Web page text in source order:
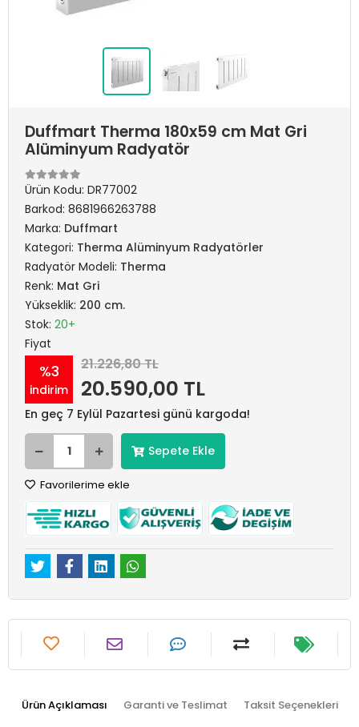
Duffmart Therma 180x59 cm Mat Gri
Alüminyum Radyatör
Ürün Kodu: DR77002
Barkod: 8681966263788
Marka: Duffmart
Kategori: Therma Alüminyum Radyatörler
Radyatör Modeli: Therma
Renk: Mat Gri
Yükseklik: 200 cm.
Stok: 20+
Fiyat
%3
indirim
21.226,80 TL
20.590,00 TL
En geç 7 Eylül Pazartesi günü kargoda!
Sepete Ekle
Favorilerime ekle
Ürün Açıklaması Garanti ve Teslimat Taksit Seçenekleri